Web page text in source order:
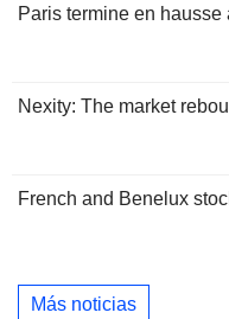
Paris termine en
Nexity: The market
French and Benelux
Más noticias